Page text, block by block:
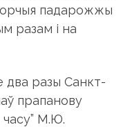
падарожжы
разам і на
два разы Санкт-
прапанову
часу” М.Ю.